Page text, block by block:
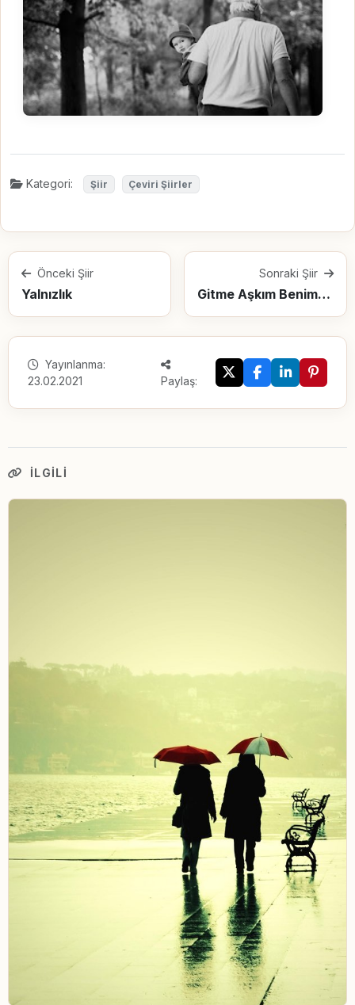
Kategori: Şiir Çeviri Şiirler
Önceki Şiir
Yalnızlık
Sonraki Şiir
Gitme Aşkım Benim; Bana Sormadan
Yayınlanma:
23.02.2021
Paylaş:
İLGILI